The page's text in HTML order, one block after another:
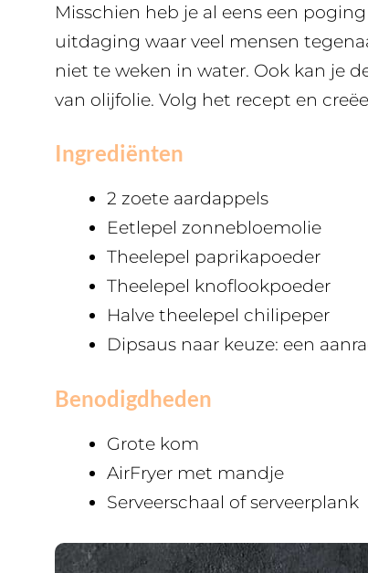
Misschien heb je al eens een
uitdaging waar veel mensen
niet te weken in water. Ook kan je
van olijfolie. Volg het recept en
Ingrediënten
2 zoete aardappels
Eetlepel zonnebloemolie
Theelepel paprikapoeder
Theelepel knoflookpoeder
Halve theelepel chilipeper
Dipsaus naar keuze: een
Benodigdheden
Grote kom
AirFryer met mandje
Serveerschaal of serveerplank